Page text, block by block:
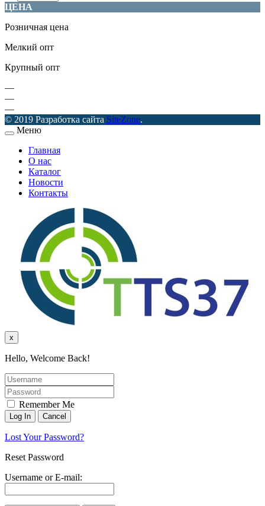
ЦЕНА
Розничная цена
Мелкий опт
Крупный опт
—
—
—
© 2019 Разработка сайта SiteZone.
Меню
Главная
О нас
Каталог
Новости
Контакты
x
Hello, Welcome Back!
Remember Me
Lost Your Password?
Reset Password
Username or E-mail: